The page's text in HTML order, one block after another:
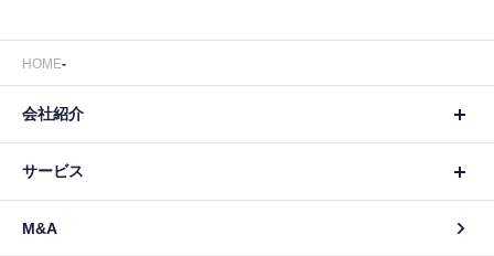
HOME
会社紹介
サービス
M&A